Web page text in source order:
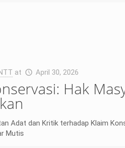
at April 30, 2026
Hak
Adat dan Kritik terhadap Klaim
Mutis